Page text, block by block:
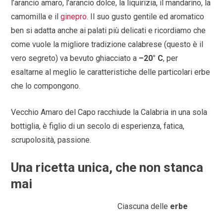
l’arancio amaro, l’arancio dolce, la liquirizia, il mandarino, la
camomilla e ilginepro. Il suo gusto gentile ed aromatico
ben si adatta anche ai palati più delicati e ricordiamo che
come vuole la migliore tradizione calabrese (questo è il
vero segreto) va bevuto ghiacciato a –20° C, per
esaltarne al meglio le caratteristiche delle particolari erbe
che lo compongono.
Vecchio Amaro del Capo racchiude la Calabria in una sola
bottiglia, è figlio di un secolo di esperienza, fatica,
scrupolosità, passione.
Una ricetta unica, che non stanca
mai
Ciascuna delle erbe